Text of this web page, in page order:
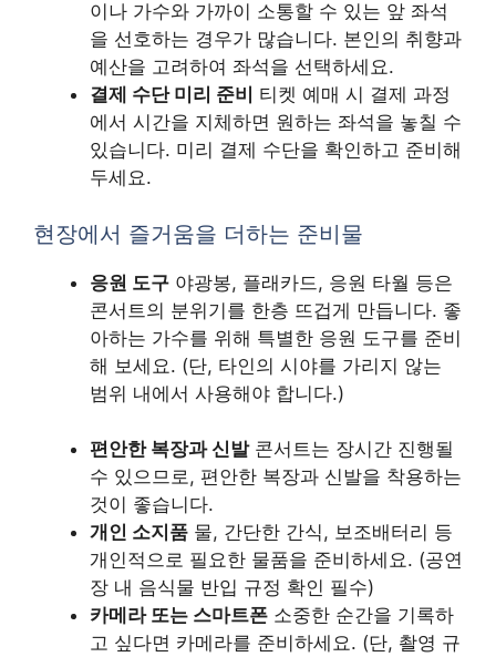
이나 가수와 가까이 소통할 수 있는 앞 좌석
을 선호하는 경우가 많습니다. 본인의 취향과
예산을 고려하여 좌석을 선택하세요.
결제 수단 미리 준비
티켓 예매 시 결제 과정
에서 시간을 지체하면 원하는 좌석을 놓칠 수
있습니다. 미리 결제 수단을 확인하고 준비해
두세요.
현장에서 즐거움을 더하는 준비물
응원 도구 야광봉, 플래카드, 응원 타월 등은
콘서트의 분위기를 한층 뜨겁게 만듭니다. 좋
아하는 가수를 위해 특별한 응원 도구를 준비
해 보세요. (단, 타인의 시야를 가리지 않는
범위 내에서 사용해야 합니다.)
편안한 복장과 신발콘서트는 장시간 진행될
수 있으므로, 편안한 복장과 신발을 착용하는
것이 좋습니다.
개인 소지품 물, 간단한 간식, 보조배터리 등
개인적으로 필요한 물품을 준비하세요. (공연
장 내 음식물 반입 규정 확인 필수)
카메라 또는 스마트폰 소중한 순간을 기록하
고 싶다면 카메라를 준비하세요. (단, 촬영 규